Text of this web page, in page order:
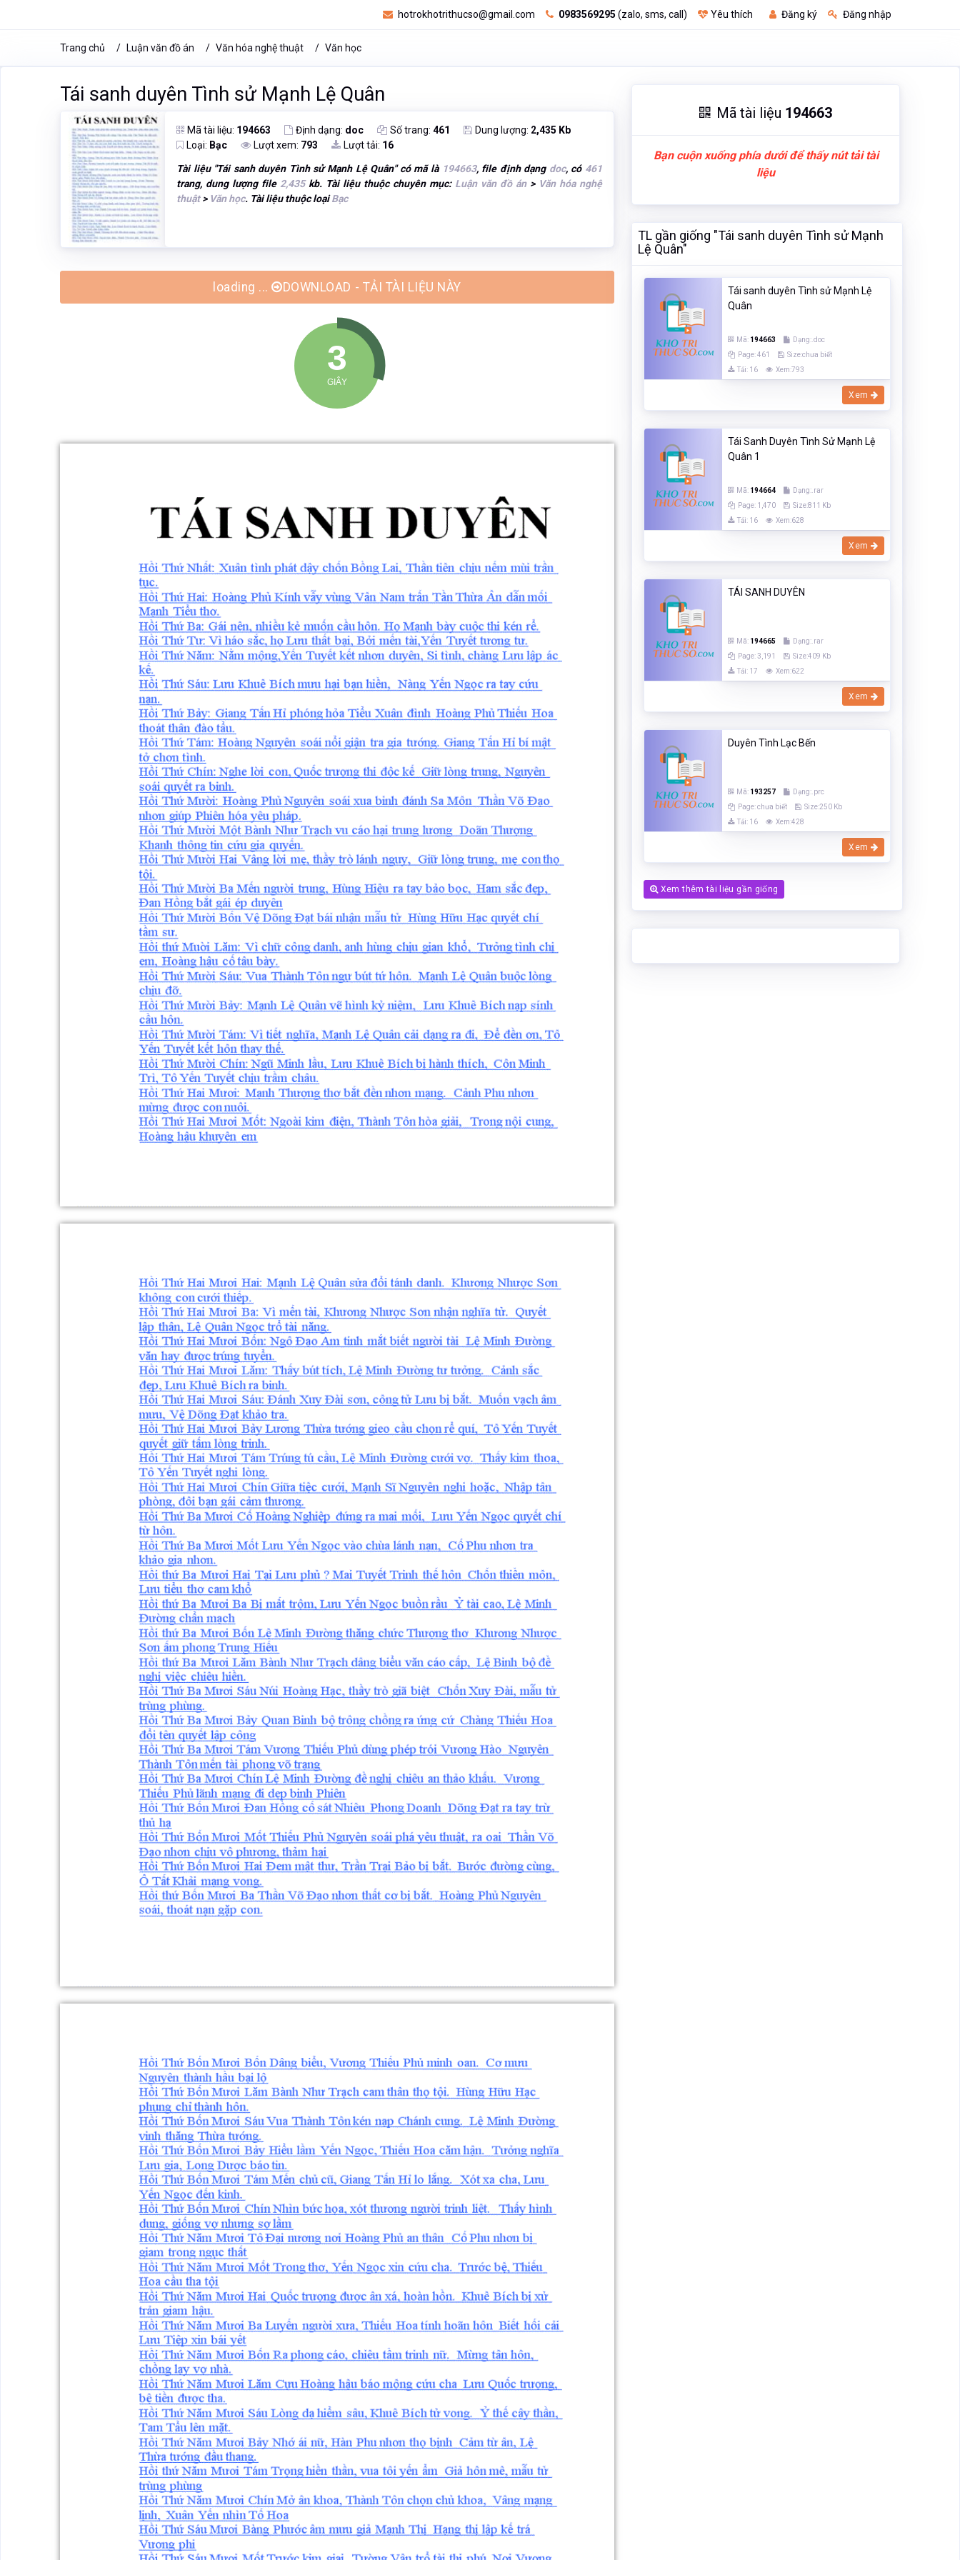
hotrokhotrithucso@gmail.com 0983569295 (zalo, sms, call) Yêu thích Đăng ký Đăng nhập
Trang chủ Luận văn đồ án Văn hóa nghệ thuật Văn học
Tái sanh duyên Tình sử Mạnh Lệ Quân
Mã tài liệu: 194663 Định dạng: doc Số trang:461 Dung lượng: 2,435 Kb
Loại: Bạc Lượt xem: 793 Lượt tải: 16
Tài liệu "Tái sanh duyên Tình sử Mạnh Lệ Quân" có mã là 194663, file định dạng doc, có 461
trang, dung lượng file 2,435kb. Tài liệu thuộc chuyên mục: Luận văn đồ án> Văn hóa nghệ
thuật> Văn học. Tài liệu thuộc loạiBạc
loading ... DOWNLOAD - TẢI TÀI LIỆU NÀY
Mã tài liệu 194663
Bạn cuộn xuống phía dưới để thấy nút tải tài
liệu
TL gần giống "Tái sanh duyên Tình sử Mạnh
Lệ Quân"
Tái sanh duyên Tình sử Mạnh Lệ
Quân
Mã: 194663
Dạng:.doc
Page: 461
Size:chưa biết
Tải: 16
Xem:793
Xem
Tái Sanh Duyên Tình Sử Mạnh Lệ
Quân 1
Mã: 194664
Dạng:.rar
Page: 1,470
Size:811 Kb
Tải: 16
Xem:628
Xem
TÁI SANH DUYÊN
Mã: 194665
Dạng:.rar
Page: 3,191
Size:409 Kb
Tải: 17
Xem:622
Xem
Duyên Tình Lạc Bến
Mã: 193257
Dạng:.prc
Page: chưa biết
Size:250 Kb
Tải: 16
Xem:428
Xem
Xem thêm tài liệu gần giống